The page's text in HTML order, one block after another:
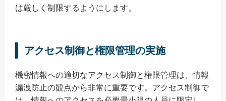
は厳しく制限するようにします。
アクセス制御と権限管理の実施
機密情報への適切なアクセス制御と権限管理は、情報
漏洩防止の観点から非常に重要です。アクセス制御で